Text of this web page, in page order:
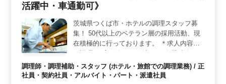
イルやキャリアプランに合わせた柔軟な働き方も選択で
厚生と労働条件＞ 4週9休シフト制による休日で、実費
支給の通勤手当、雇用・労災・健康・厚生といった福利
厚生が整っています。働きやすい環境が保証され、仕事
と私生活のバランスも取りやすくなっています。
活躍中・車通勤可》
茨城県つくば市・ホテルの調理スタッフ募
集！ 50代以上のベテラン層の採用活動、現
在積極的に行っております。 ＊求人内容＊
厨房業務 ・調理補助 ＊備考＊ ・マイカー通
勤OK ・社会保険完備 ・50代、60代の採用
調理師・調理補助・スタッフ (ホテル・旅館での調理業務) / 正
社員・契約社員・アルバイト・パート・派遣社員